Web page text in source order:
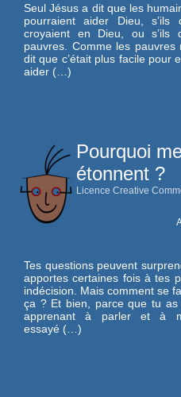
Seul Jésus a dit que les
pourraient aider Dieu, s’ils
croyaient en Dieu, ou s’ils
pauvres. Comme les pauvres
dit que c’était plus facile pour
aider (…)
Pourquoi
étonnent ?
Licence Creative
Tes questions peuvent
apportes certaines fois à tes
indécision. Mais comment se
ça ? Et bien, parce que tu
apprenant à parler et à
essayé (…)